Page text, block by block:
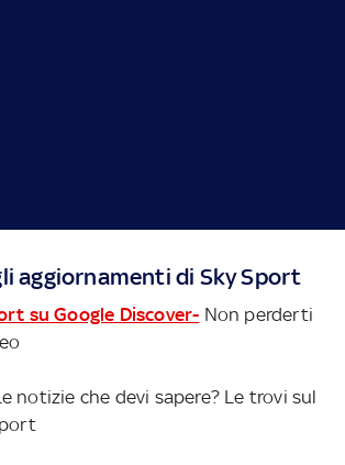
aggiornamenti di Sky Sport
su Google Discover- Non perderti
notizie che devi sapere? Le trovi sul